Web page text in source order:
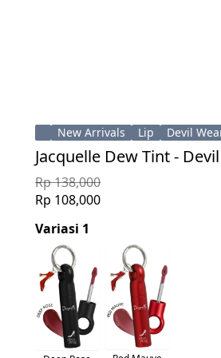
New Arrivals Lip Devil
Jacquelle Dew Tint -
Rp 138,000
Rp 108,000
Variasi 1